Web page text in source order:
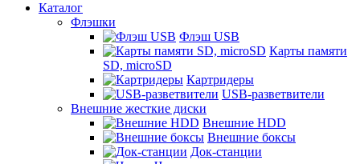
Каталог
Флэшки
Флэш USB
Карты памяти
SD, microSD
Картридеры
USB-разветвители
Внешние жесткие диски
Внешние HDD
Внешние боксы
Док-станции